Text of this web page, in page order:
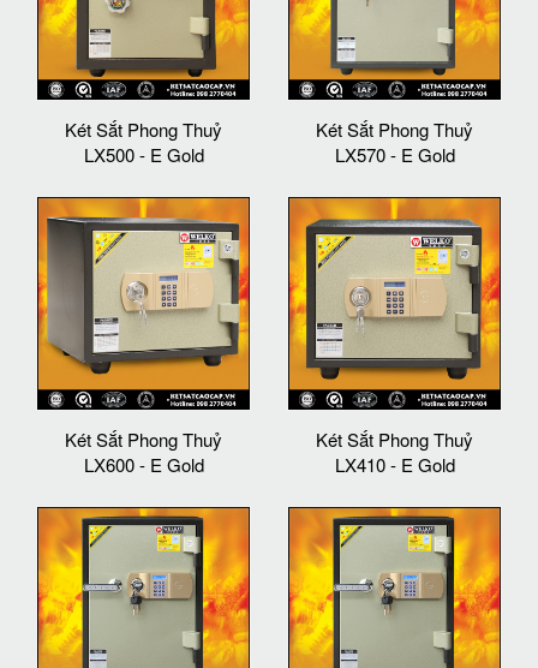
Két Sắt Phong Thuỷ
LX500 - E Gold
Két Sắt Phong Thuỷ
LX570 - E Gold
Két Sắt Phong Thuỷ
LX600 - E Gold
Két Sắt Phong Thuỷ
LX410 - E Gold